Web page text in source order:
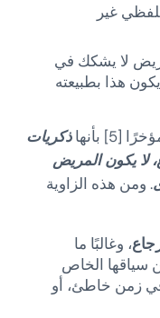
غير
لا يشكك في
هذا بطبيعته
بأنها
ذكريات
لا يكون المريض
. ومن هذه الزاوية
، وغالبًا ما
سياقها الخاص
زمن خاطئ، أو